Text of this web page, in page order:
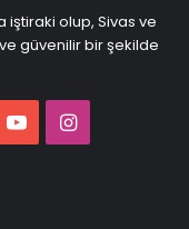
iştiraki olup, Sivas ve
güvenilir bir şekilde
YouTubeInstagram